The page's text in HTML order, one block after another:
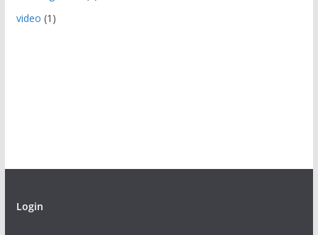
video (1)
Login